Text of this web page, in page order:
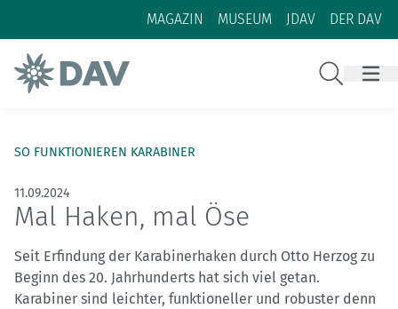
Zum Inhalt
Zur Footer-Navigation
MAGAZIN MUSEUM JDAV DER DAV
SO FUNKTIONIEREN KARABINER
11.09.2024
Mal Haken, mal Öse
Seit Erfindung der Karabinerhaken durch Otto Herzog zu
Beginn des 20. Jahrhunderts hat sich viel getan.
Karabiner sind leichter, funktioneller und robuster denn